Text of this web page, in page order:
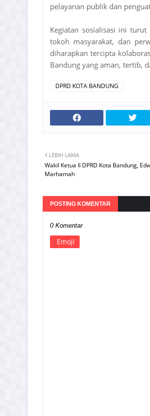
pelayanan publik dan
Kegiatan sosialisasi ini
tokoh masyarakat, dan
diharapkan tercipta
Bandung yang aman, tertib,
DPRD KOTA BANDUNG
LEBIH LAMA
Wakil Ketua II DPRD Kota Bandung,
Marhamah
POSTING KOMENTAR
0 Komentar
Emoji